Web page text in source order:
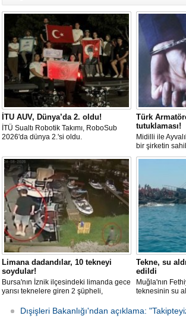
İTU AUV, Dünya’da 2. oldu!
İTÜ Sualtı Robotik Takımı, RoboSub
2026'da dünya 2.'si oldu.
Türk
tutuklaması!
Midilli ile
bir şirketin
tutuklandığı
Limana dadandılar, 10 tekneyi
soydular!
Bursa'nın İznik ilçesindeki limanda gece
yarısı teknelere giren 2 şüpheli,
çaldı. Olay, güvenlik kameralarına
yansıdı, tekne sahiplerinin ihbarıyla
Tekne, su
edildi
Muğla'nın
teknesinin su
teknenin
kurtarma
Dışişleri Bakanlığı'ndan açıklama: